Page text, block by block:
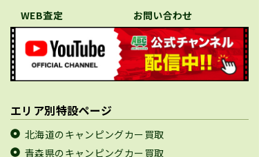
WEB査定
お問い合わせ
エリア別特設ページ
北海道のキャンピングカー買取
青森県のキャンピングカー買取